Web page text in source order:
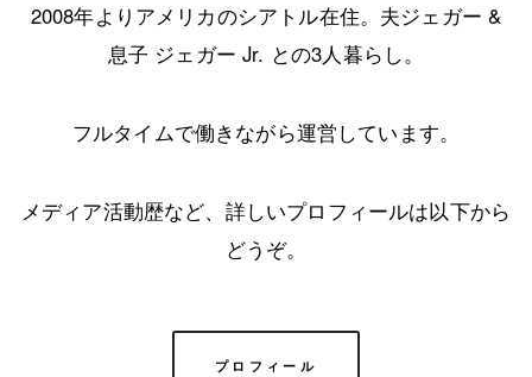
2008年よりアメリカのシアトル在住。夫ジェガー &
息子 ジェガー Jr. との3人暮らし。
フルタイムで働きながら運営しています。
メディア活動歴など、詳しいプロフィールは以下から
どうぞ。
プロフィール